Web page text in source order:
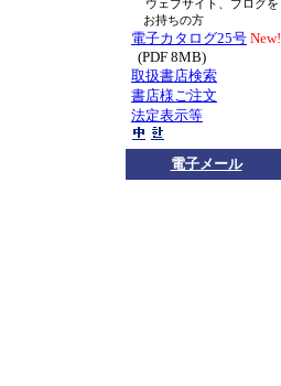
ウェブサイト、ブログを
お持ちの方
電子カタログ25号 New!
(PDF 8MB)
取扱書店検索
書店様ご注文
法定表示等
電子メール